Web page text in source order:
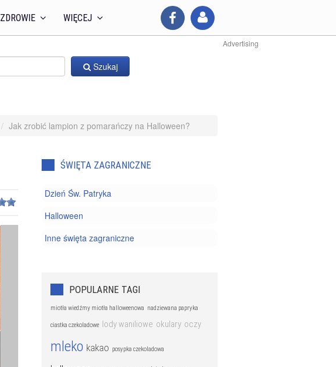
ZDROWIE WIĘCEJ
Advertising
Szukaj
Jak zrobić lampion z pomarańczy na Halloween?
ŚWIĘTA ZAGRANICZNE
Dzień Św. Patryka
Halloween
Inne święta zagraniczne
POPULARNE TAGI
miotła wiedźmy miotła halloweenowa nadziewana papryka
ciastka czekoladowe lody waniliowe okulary oczy
mleko kakao posypka czekoladowa